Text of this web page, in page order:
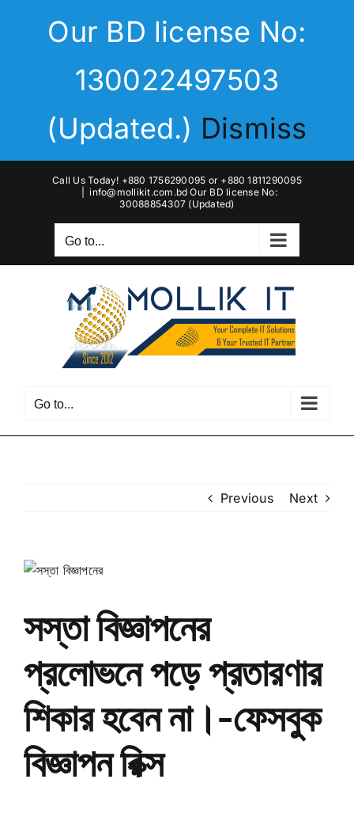
Our BD license No:
130022497503
(Updated.) Dismiss
Call Us Today! +880 1756290095 or +880 1811290095
info@mollikit.com.bd Our BD license No:
30088854307 (Updated)
Go to...
Go to...
Previous Next
View
সস্তা বিজ্ঞাপনের
প্রলোভনে পড়ে প্রতারণার
শিকার হবেন না।-ফেসবুক
বিজ্ঞাপন রিক্স